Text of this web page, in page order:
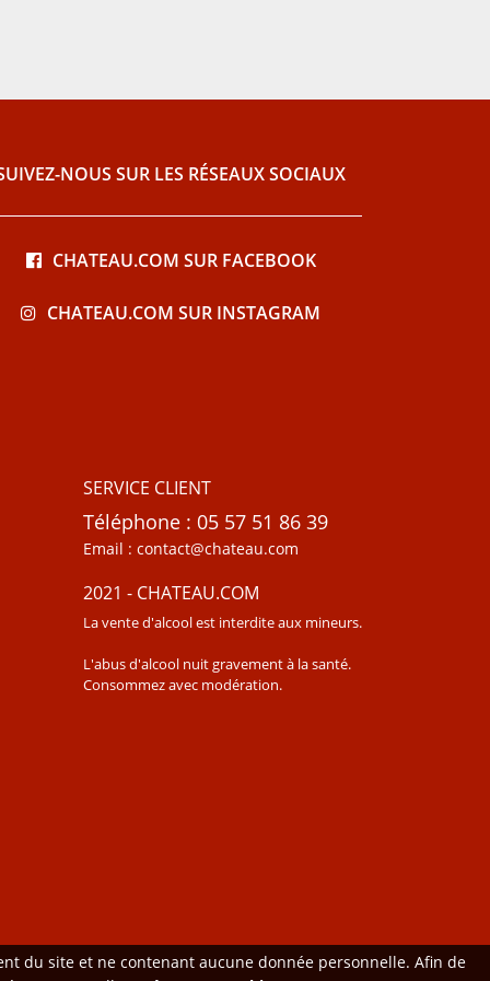
NOUS SUR LES RÉSEAUX SOCIAUX
CHATEAU.COM SUR FACEBOOK
CHATEAU.COM SUR INSTAGRAM
SERVICE CLIENT
Téléphone : 05 57 51 86 39
Email : contact@chateau.com
2021 - CHATEAU.COM
La vente d'alcool est interdite aux mineurs.
L'abus d'alcool nuit gravement à la santé.
Consommez avec modération.
du site et ne contenant aucune donnée personnelle. Afin de